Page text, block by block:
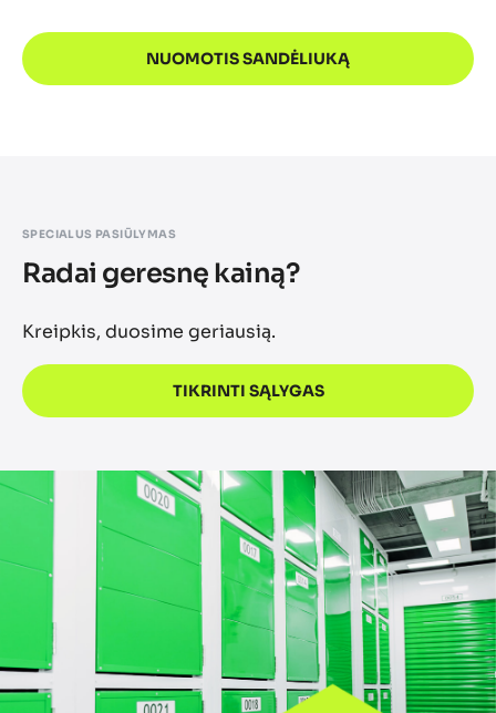
NUOMOTIS SANDĖLIUKĄ
SPECIALUS PASIŪLYMAS
Radai geresnę kainą?
Kreipkis, duosime geriausią.
TIKRINTI SĄLYGAS